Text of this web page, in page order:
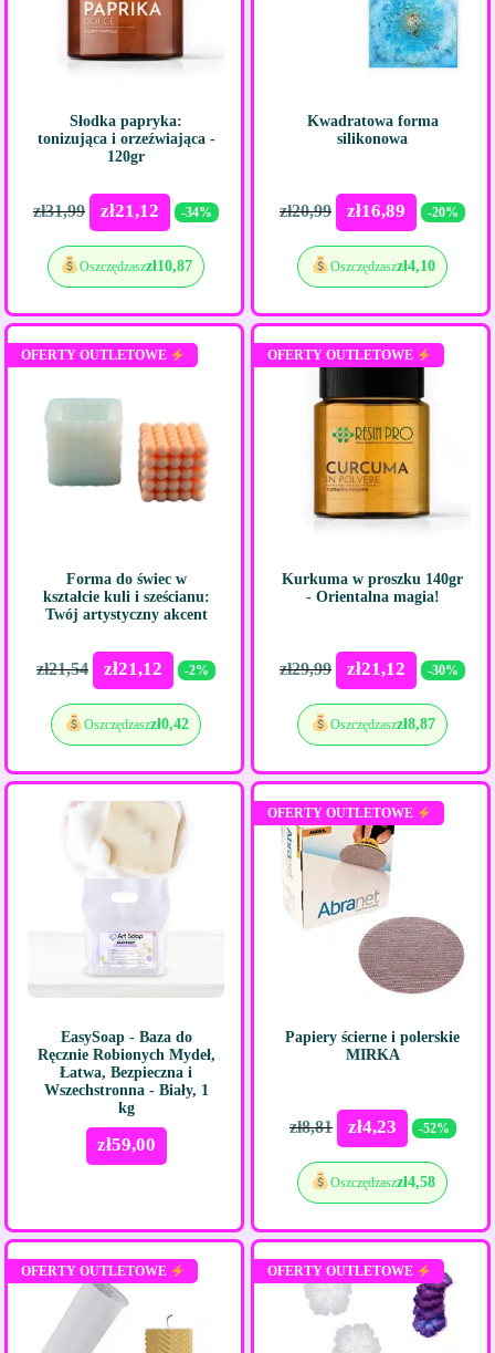
Słodka papryka:
tonizująca i orzeźwiająca -
120gr
zł31,99 zł21,12 -34%
Oszczędzaszzł10,87
Kwadratowa forma
silikonowa
zł20,99 zł16,89 -20%
Oszczędzaszzł4,10
OFERTY OUTLETOWE
Forma do świec w
kształcie kuli i sześcianu:
Twój artystyczny akcent
zł21,54 zł21,12 -2%
Oszczędzaszzł0,42
OFERTY OUTLETOWE
Kurkuma w proszku 140gr
- Orientalna magia!
zł29,99 zł21,12 -30%
Oszczędzaszzł8,87
EasySoap - Baza do
Ręcznie Robionych Mydeł,
Łatwa, Bezpieczna i
Wszechstronna - Biały, 1
kg
zł59,00
OFERTY OUTLETOWE
Papiery ścierne i polerskie
MIRKA
zł8,81 zł4,23 -52%
Oszczędzaszzł4,58
OFERTY OUTLETOWE OFERTY OUTLETOWE